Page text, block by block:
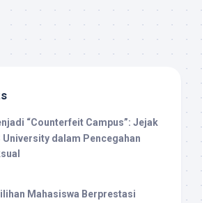
“Counterfeit Campus”: Jejak
University dalam Pencegahan
Mahasiswa Berprestasi